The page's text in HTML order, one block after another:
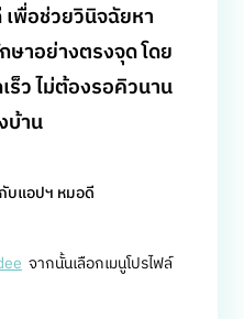
พื่อช่วยวินิจฉัยหา
ษาอย่างตรงจุด โดย
ร็ว ไม่ต้องรอคิวนาน
บ้าน
บแอปฯ หมอดี
จากนั้นเลือกเมนูโปรไฟล์